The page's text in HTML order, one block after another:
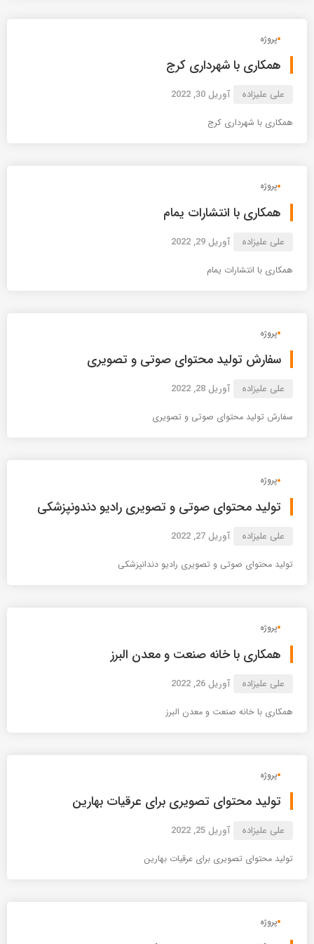
پروژه
همکاری با شهرداری کرج
علی علیزاده آوریل 30, 2022
همکاری با شهرداری کرج
پروژه
همکاری با انتشارات یمام
علی علیزاده آوریل 29, 2022
همکاری با انتشارات یمام
پروژه
سفارش تولید محتوای صوتی و تصویری
علی علیزاده آوریل 28, 2022
سفارش تولید محتوای صوتی و تصویری
پروژه
تولید محتوای صوتی و تصویری رادیو دندونپزشکی
علی علیزاده آوریل 27, 2022
تولید محتوای صوتی و تصویری رادیو دندانپزشکی
پروژه
همکاری با خانه صنعت و معدن البرز
علی علیزاده آوریل 26, 2022
همکاری با خانه صنعت و معدن البرز
پروژه
تولید محتوای تصویری برای عرقیات بهارین
علی علیزاده آوریل 25, 2022
تولید محتوای تصویری برای عرقیات بهارین
پروژه